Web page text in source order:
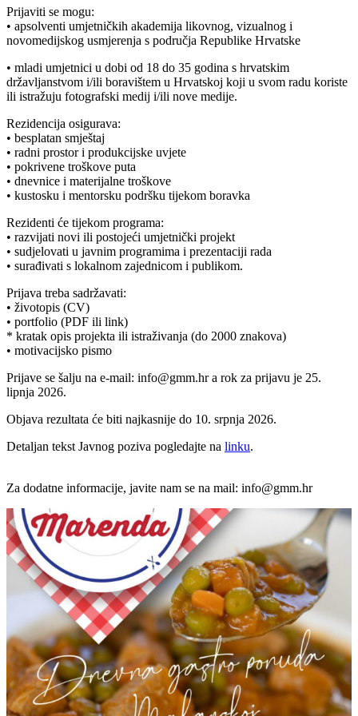
Prijaviti se mogu:
• apsolventi umjetničkih akademija likovnog, vizualnog i
novomedijskog usmjerenja s područja Republike Hrvatske
• mladi umjetnici u dobi od 18 do 35 godina s hrvatskim
državljanstvom i/ili boravištem u Hrvatskoj koji u svom radu koriste
ili istražuju fotografski medij i/ili nove medije.
Rezidencija osigurava:
• besplatan smještaj
• radni prostor i produkcijske uvjete
• pokrivene troškove puta
• dnevnice i materijalne troškove
• kustosku i mentorsku podršku tijekom boravka
Rezidenti će tijekom programa:
• razvijati novi ili postojeći umjetnički projekt
• sudjelovati u javnim programima i prezentaciji rada
• surađivati s lokalnom zajednicom i publikom.
Prijava treba sadržavati:
• životopis (CV)
• portfolio (PDF ili link)
* kratak opis projekta ili istraživanja (do 2000 znakova)
• motivacijsko pismo
Prijave se šalju na e-mail: info@gmm.hr a rok za prijavu je 25.
lipnja 2026.
Objava rezultata će biti najkasnije do 10. srpnja 2026.
Detaljan tekst Javnog poziva pogledajte na linku.
Za dodatne informacije, javite nam se na mail: info@gmm.hr